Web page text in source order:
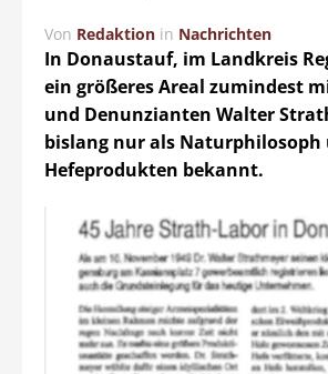
Von Redaktion in Nachrichten
In Donaustauf, im Landkreis
ein größeres Areal zumindest
und Denunzianten Walter
bislang nur als Naturphilosoph
Hefeprodukten bekannt.